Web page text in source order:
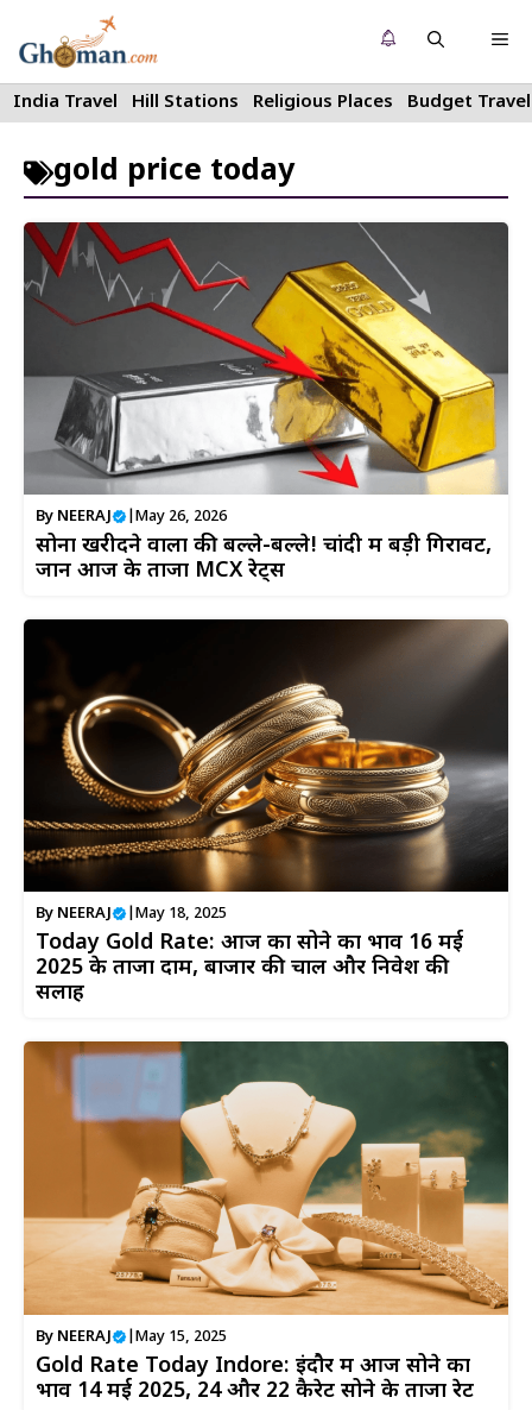
to
content
India Travel Hill Stations Religious Places Budget Travel
gold price today
By NEERAJ May 26, 2026
सोना खरीदने वालों की बल्ले-बल्ले! चांदी में बड़ी गिरावट,
जानें आज के ताजा MCX रेट्स
By NEERAJ May 18, 2025
Today Gold Rate: आज का सोने का भाव 16 मई
2025 के ताजा दाम, बाजार की चाल और निवेश की
सलाह
By NEERAJ May 15, 2025
Gold Rate Today Indore: इंदौर में आज सोने का
भाव 14 मई 2025, 24 और 22 कैरेट सोने के ताजा रेट